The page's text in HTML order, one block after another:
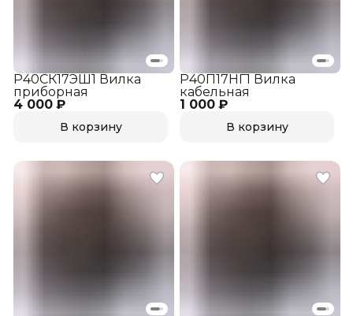
4 000 ₽
Р40СК17ЭШ1 Вилка
приборная
В корзину
1 000 ₽
Р40П17НГ1 Вилка
кабельная
В корзину